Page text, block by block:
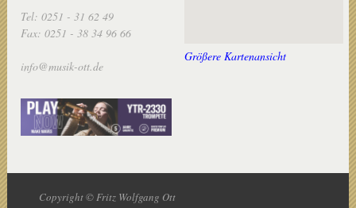
Tel: 0251 - 31 62 49
Fax: 0251 - 38 34 96 66
info@musik-ott.de
Größere Kartenansicht
Copyright © Fritz Wolfgang Ott